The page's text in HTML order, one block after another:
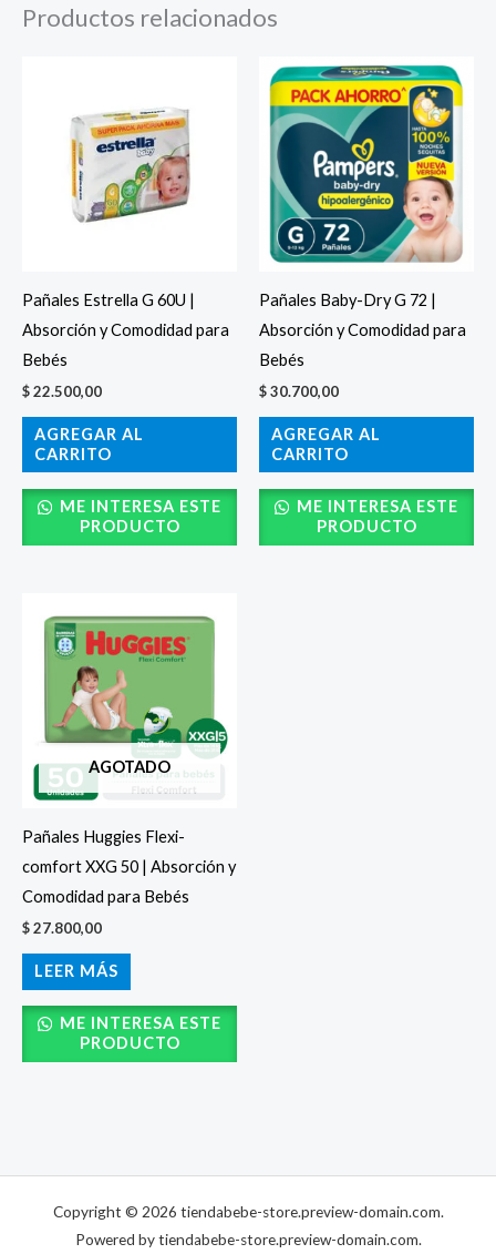
Productos relacionados
Pañales Estrella G 60U |
Absorción y Comodidad para
Bebés
$22.500,00
AGREGAR AL
CARRITO
ME INTERESA ESTE
PRODUCTO
Pañales Baby-Dry G 72 |
Absorción y Comodidad para
Bebés
$30.700,00
AGREGAR AL
CARRITO
ME INTERESA ESTE
PRODUCTO
AGOTADO
Pañales Huggies Flexi-
comfort XXG 50 | Absorción y
Comodidad para Bebés
$27.800,00
LEER MÁS
ME INTERESA ESTE
PRODUCTO
Copyright © 2026 tiendabebe-store.preview-domain.com.
Powered by tiendabebe-store.preview-domain.com.